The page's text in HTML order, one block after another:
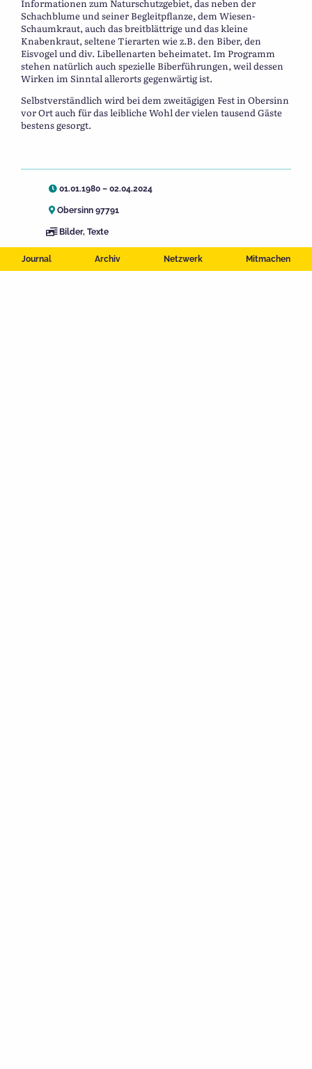
Journal Archiv Netzwerk Mitmachen
Informationen zum Naturschutzgebiet, das neben der
Schachblume und seiner Begleitpflanze, dem Wiesen-
Schaumkraut, auch das breitblättrige und das kleine
Knabenkraut, seltene Tierarten wie z.B. den Biber, den
Eisvogel und div. Libellenarten beheimatet. Im Programm
stehen natürlich auch spezielle Biberführungen, weil dessen
Wirken im Sinntal allerorts gegenwärtig ist.
Selbstverständlich wird bei dem zweitägigen Fest in Obersinn
vor Ort auch für das leibliche Wohl der vielen tausend Gäste
bestens gesorgt.
01.01.1980 – 02.04.2024
Obersinn 97791
Bilder, Texte
Fest- und Feiertage Denkmal
Kunst und Kultur